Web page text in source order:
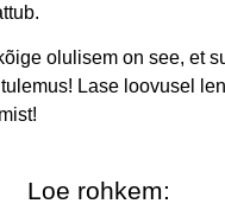
olulisem on see, et
Lase loovusel
Loe rohkem: